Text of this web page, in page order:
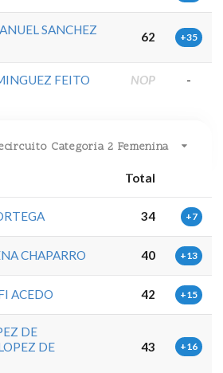
SANCHEZ
62 +35
FEITO NOP -
Categoria 2 Femenina
Total
34 +7
CHAPARRO 40 +13
ACEDO 42 +15
DE
DE
43 +16